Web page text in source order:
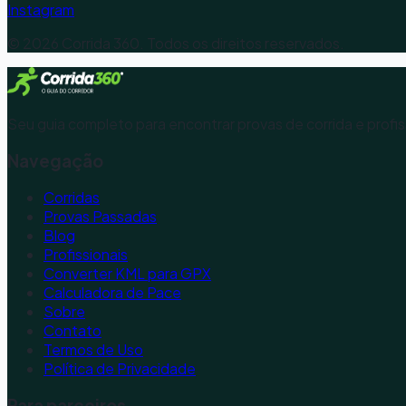
Instagram
© 2026 Corrida 360. Todos os direitos reservados.
Seu guia completo para encontrar provas de corrida e
Navegação
Corridas
Provas Passadas
Blog
Profissionais
Converter KML para GPX
Calculadora de Pace
Sobre
Contato
Termos de Uso
Política de Privacidade